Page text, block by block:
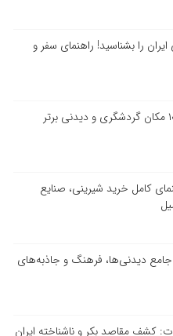
را بشناسید! راهنمای سفر و
کامل خرید شیرینی، صنایع
دیدنی‌ها، فرهنگ و جاذبه‌های
کشف مقاصد بکر و ناشناخته ایران